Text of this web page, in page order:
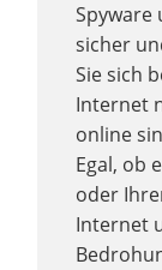
Spyware
sicher
Sie sich
Internet
online
Egal, ob
oder
Internet